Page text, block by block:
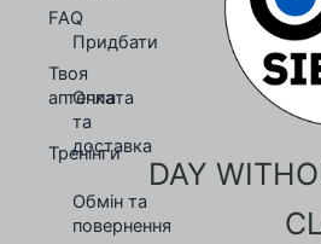
FAQ
Твоя
аптечка
Тренінги
Придбати
Оплата
та
доставка
Обмін та
повернення
DAY